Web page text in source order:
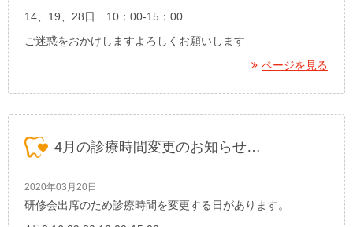
14、19、28日 10：00-15：00
ご迷惑をおかけしますよろしくお願いします
ページを見る
4月の診療時間変更のお知らせ…
2020年03月20日
研修会出席のため診療時間を変更する日があります。